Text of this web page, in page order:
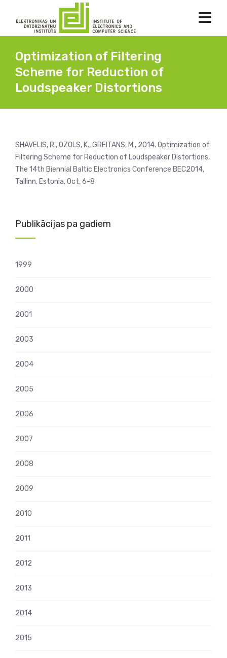
Optimization of Filtering
Scheme for Reduction of
Loudspeaker Distortions
SHAVELIS, R., OZOLS, K., GREITANS, M., 2014. Optimization of
Filtering Scheme for Reduction of Loudspeaker Distortions,
The 14th Biennial Baltic Electronics Conference BEC2014,
Tallinn, Estonia, Oct. 6-8
Publikācijas pa gadiem
1999
2000
2001
2003
2004
2005
2006
2007
2008
2009
2010
2011
2012
2013
2014
2015